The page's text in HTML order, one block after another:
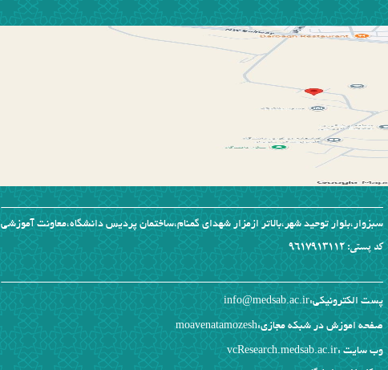
سبزوار،بلوار توحید شهر،بالاتر ازمزار شهدای گمنام،ساختمان پردیس دانشگاه،معاونت آموزشی
کد پستی: 9617913112
پست الکترونیکی:info@medsab.ac.ir
صفحه اموزش در شبکه مجازی:moavenatamozesh
وب سایت :vcResearch.medsab.ac.ir